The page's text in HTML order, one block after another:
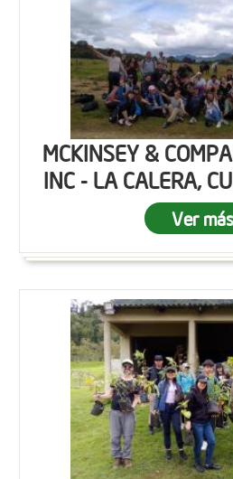
MCKINSEY &
INC - LA CALERA,
Ver más